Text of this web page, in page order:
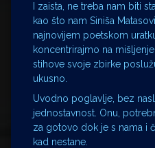
I zaista, ne treba nam biti
kao što nam Siniša
najnovijem poetskom
koncentrirajmo na
stihove svoje zbirke
ukusno.
Uvodno poglavlje, bez
jednostavnost. Onu,
za gotovo dok je s nama i
kad nestane.